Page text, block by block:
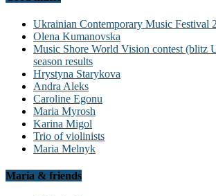
Ukrainian Contemporary Music Festival
Olena Kumanovska
Music Shore World Vision contest (blitz
season results
Hrystyna Starykova
Andra Aleks
Caroline Egonu
Maria Myrosh
Karina Migol
Trio of violinists
Maria Melnyk
Maria & friends